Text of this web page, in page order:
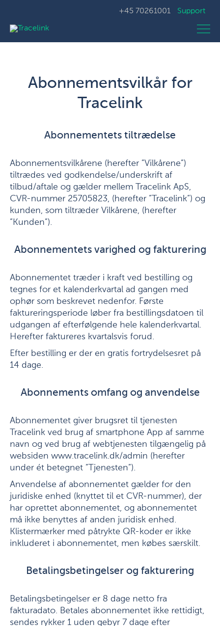
+45 70261001 Support
Abonnementsvilkår for
Tracelink
Abonnementets tiltrædelse
Abonnementsvilkårene (herefter ”Vilkårene”)
tiltrædes ved godkendelse/underskrift af
tilbud/aftale og gælder mellem Tracelink ApS,
CVR-nummer 25705823, (herefter ”Tracelink”) og
kunden, som tiltræder Vilkårene, (herefter
”Kunden”).
Abonnementets varighed og fakturering
Abonnementet træder i kraft ved bestilling og
tegnes for et kalenderkvartal ad gangen med
ophør som beskrevet nedenfor. Første
faktureringsperiode løber fra bestillingsdatoen til
udgangen af efterfølgende hele kalenderkvartal.
Herefter faktureres kvartalsvis forud.
Efter bestilling er der en gratis fortrydelsesret på
14 dage.
Abonnements omfang og anvendelse
Abonnementet giver brugsret til tjenesten
Tracelink ved brug af smartphone App af samme
navn og ved brug af webtjenesten tilgængelig på
websiden www.tracelink.dk/admin (herefter
under ét betegnet ”Tjenesten”).
Anvendelse af abonnementet gælder for den
juridiske enhed (knyttet til et CVR-nummer), der
har oprettet abonnementet, og abonnementet
må ikke benyttes af anden juridisk enhed.
Klistermærker med påtrykte QR-koder er ikke
inkluderet i abonnementet, men købes særskilt.
Betalingsbetingelser og fakturering
Betalingsbetingelser er 8 dage netto fra
fakturadato. Betales abonnementet ikke rettidigt,
sendes rykker 1 uden gebyr 7 dage efter